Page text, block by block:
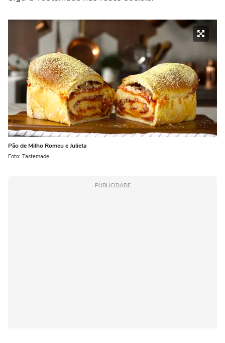
Pão de Milho Romeu e Julieta
Foto: Tastemade
PUBLICIDADE